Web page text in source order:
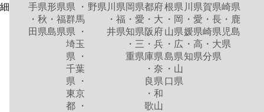
細
手県
・秋
田県
形県
・福
島県
県 ・
群馬
県 ・
埼玉
県 ・
千葉
県 ・
東京
都 ・
野県 川県
・福
井県
岡県
・愛
知県
・三
重県
都府
・大
阪府
・兵
庫県
・奈
良県
・和
歌山
根県
・岡
山県
・広
島県
・山
口県
川県
・愛
媛県
・高
知県
賀県
・長
崎県
・大
分県
崎県
・鹿
児島
県